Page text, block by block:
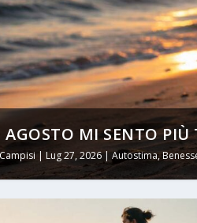
AGOSTO MI SENTO PIÙ
|Lug 27, 2026|Autostima,